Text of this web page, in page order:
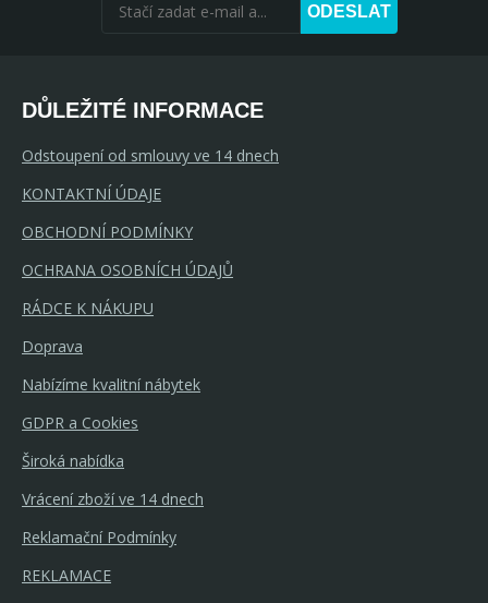
ODESLAT
DŮLEŽITÉ INFORMACE
Odstoupení od smlouvy ve 14 dnech
KONTAKTNÍ ÚDAJE
OBCHODNÍ PODMÍNKY
OCHRANA OSOBNÍCH ÚDAJŮ
RÁDCE K NÁKUPU
Doprava
Nabízíme kvalitní nábytek
GDPR a Cookies
Široká nabídka
Vrácení zboží ve 14 dnech
Reklamační Podmínky
REKLAMACE